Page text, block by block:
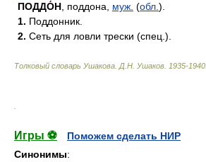
ПОДДО́Н , поддона, муж. (обл. ).
1. Поддонник.
2. Сеть для ловли трески (спец.).
Толковый словарь Ушакова Д.Н. Ушаков. 1935-1940
Игры ⚽
Поможем сделать НИР
Синонимы: